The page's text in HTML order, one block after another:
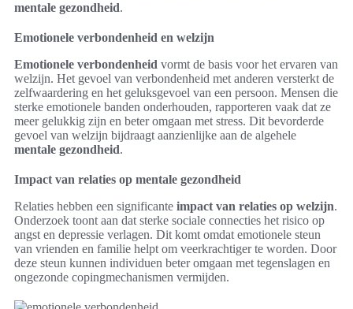
mentale gezondheid.
Emotionele verbondenheid en welzijn
Emotionele verbondenheid vormt de basis voor het ervaren van
welzijn. Het gevoel van verbondenheid met anderen versterkt de
zelfwaardering en het geluksgevoel van een persoon. Mensen die
sterke emotionele banden onderhouden, rapporteren vaak dat ze
meer gelukkig zijn en beter omgaan met stress. Dit bevorderde
gevoel van welzijn bijdraagt aanzienlijke aan de algehele
mentale gezondheid.
Impact van relaties op mentale gezondheid
Relaties hebben een significante impact van relaties op welzijn.
Onderzoek toont aan dat sterke sociale connecties het risico op
angst en depressie verlagen. Dit komt omdat emotionele steun
van vrienden en familie helpt om veerkrachtiger te worden. Door
deze steun kunnen individuen beter omgaan met tegenslagen en
ongezonde copingmechanismen vermijden.